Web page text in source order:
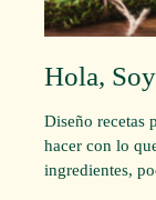
Hola,
Diseño recetas
hacer con lo
ingredientes,